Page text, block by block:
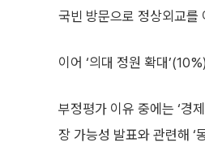
국빈 방문으로 정상외교를
이어 ‘의대 정원 확대
부정평가 이유 중에는 ‘경
장 가능성 발표와 관련해 ‘